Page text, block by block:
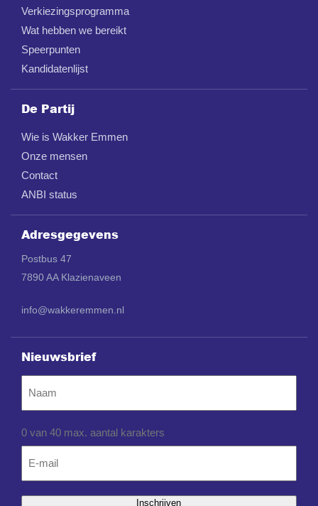
Verkiezingsprogramma
Wat hebben we bereikt
Speerpunten
Kandidatenlijst
De Partij
Wie is Wakker Emmen
Onze mensen
Contact
ANBI status
Adresgegevens
Postbus 47
7890 AA Klazienaveen
info@wakkeremmen.nl
Nieuwsbrief
0 van 40 max. aantal karakters
Inschrijven